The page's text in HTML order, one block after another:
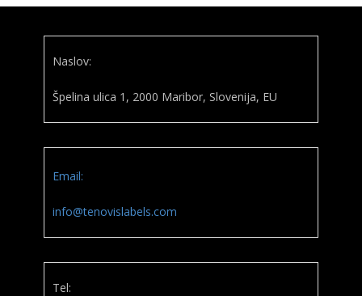
Naslov:
Špelina ulica 1, 2000 Maribor, Slovenija, EU
Email:
info@tenovislabels.com
Tel: